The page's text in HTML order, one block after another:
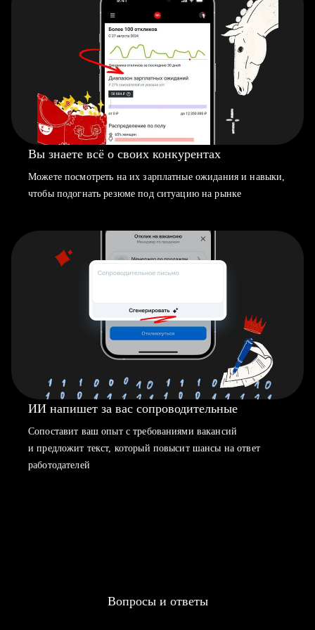
Вы знаете всё о своих конкурентах
Можете посмотреть на их зарплатные ожидания и навыки,
чтобы подогнать резюме под ситуацию на рынке
ИИ напишет за вас сопроводительные
Сопоставит ваш опыт с требованиями вакансий
и предложит текст, который повысит шансы на ответ
работодателей
Вопросы и ответы